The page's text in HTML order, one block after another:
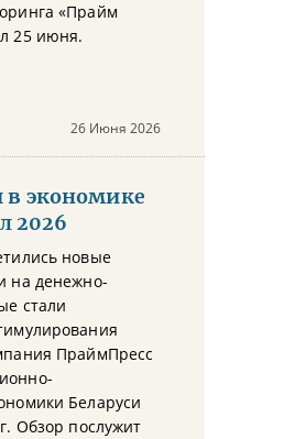
«Прайм
25 июня.
26 Июня 2026
экономике
2026
новые
на денежно-
стали
ПраймПресс
Беларуси
Обзор послужит